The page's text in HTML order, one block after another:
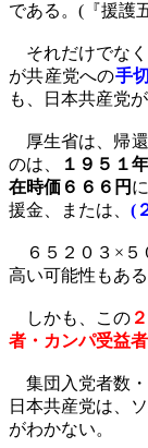
である。 ( 『援護
それだけでなく
が共産党への手
も、日本共産党
厚生省は、帰還
のは、
１９５１年
在時価６６６円
援金、または、 (
６５２０３×
高い可能性もある
しかも、 この
者・カンパ受益
集団入党者数・
日本共産党は、
がわかない。